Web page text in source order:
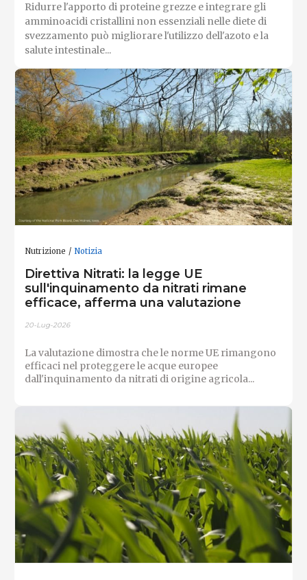
Ridurre l'apporto di proteine ​​grezze e integrare gli
amminoacidi cristallini non essenziali nelle diete di
svezzamento può migliorare l'utilizzo dell'azoto e la
salute intestinale...
Nutrizione Notizia
Direttiva Nitrati: la legge UE
sull'inquinamento da nitrati rimane
efficace, afferma una valutazione
20-Lug-2026
La valutazione dimostra che le norme UE rimangono
efficaci nel proteggere le acque europee
dall'inquinamento da nitrati di origine agricola...